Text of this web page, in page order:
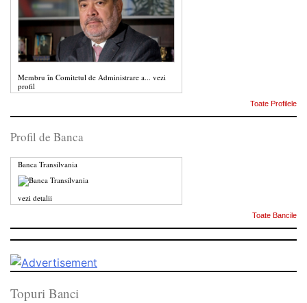
Membru în Comitetul de Administrare a... vezi
profil
Toate Profilele
Profil de Banca
Banca Transilvania
vezi detalii
Toate Bancile
Topuri Banci